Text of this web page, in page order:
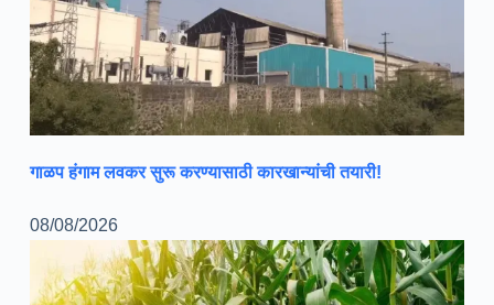
गाळप हंगाम लवकर सुरू करण्यासाठी कारखान्यांची तयारी!
08/08/2026